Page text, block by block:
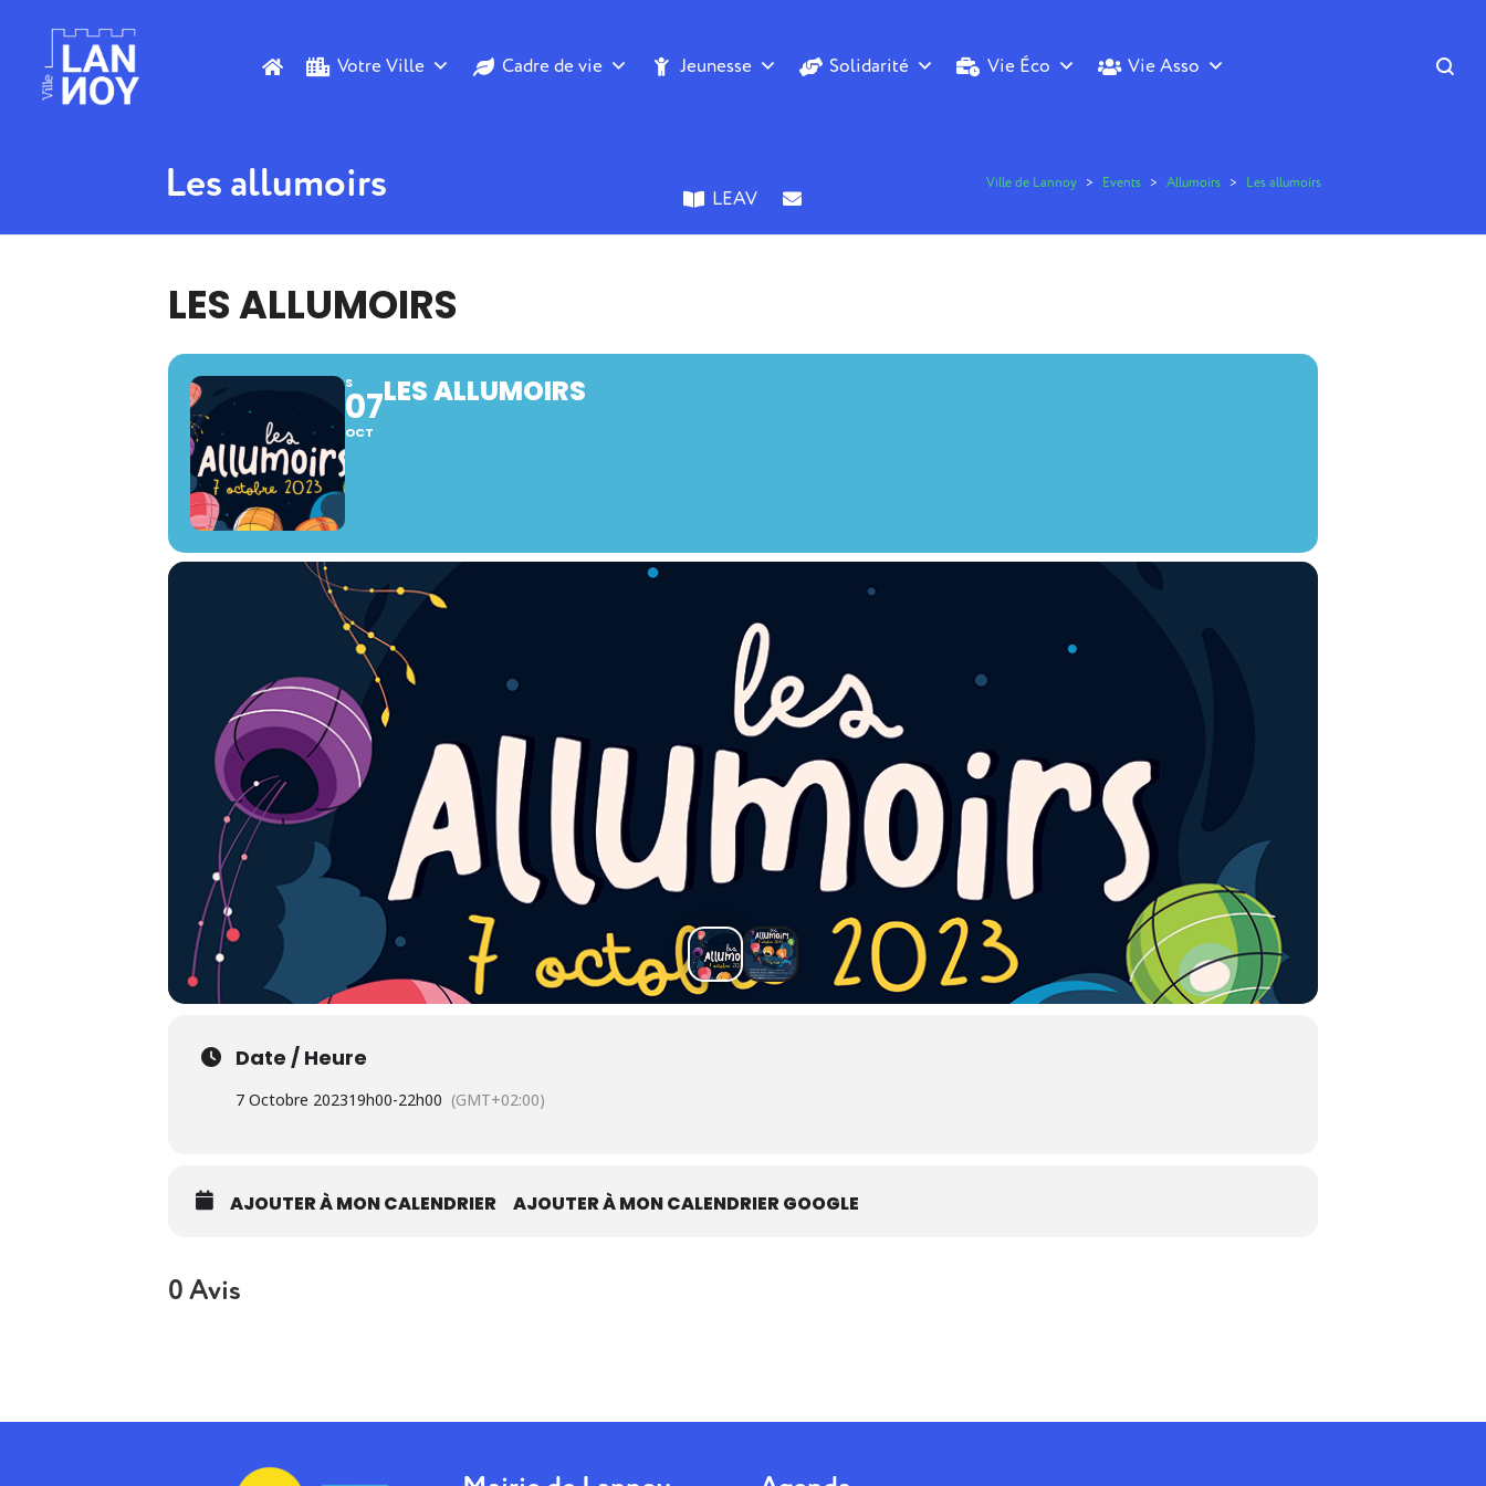
Votre Ville Cadre de vie Jeunesse Solidarité Vie Éco Vie Asso
LEAV
Les allumoirs Ville de Lannoy > Events > Allumoirs > Les allumoirs
LES ALLUMOIRS
S
07
OCT
LES ALLUMOIRS
Date / Heure
7 Octobre 202319h00-22h00 (GMT+02:00)
AJOUTER À MON CALENDRIER AJOUTER À MON CALENDRIER GOOGLE
0 Avis